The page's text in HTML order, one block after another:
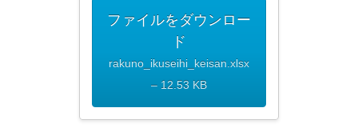
ファイルをダウンロー
ド
rakuno_ikuseihi_keisan.xlsx
– 12.53 KB